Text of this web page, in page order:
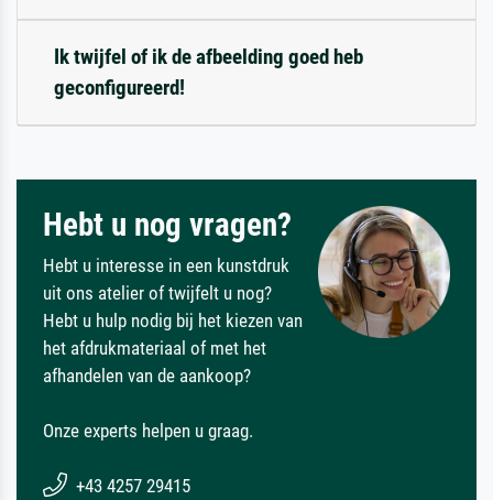
Ik twijfel of ik de afbeelding goed heb
geconfigureerd!
Hebt u nog vragen?
Hebt u interesse in een kunstdruk
uit ons atelier of twijfelt u nog?
Hebt u hulp nodig bij het kiezen van
het afdrukmateriaal of met het
afhandelen van de aankoop?
Onze experts helpen u graag.
+43 4257 29415